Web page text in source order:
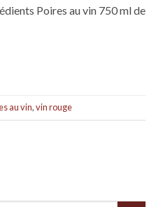
Poires au vin 750 ml de
au vin,vin rouge